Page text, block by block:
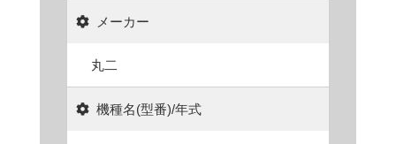
メーカー
丸二
機種名(型番)/年式